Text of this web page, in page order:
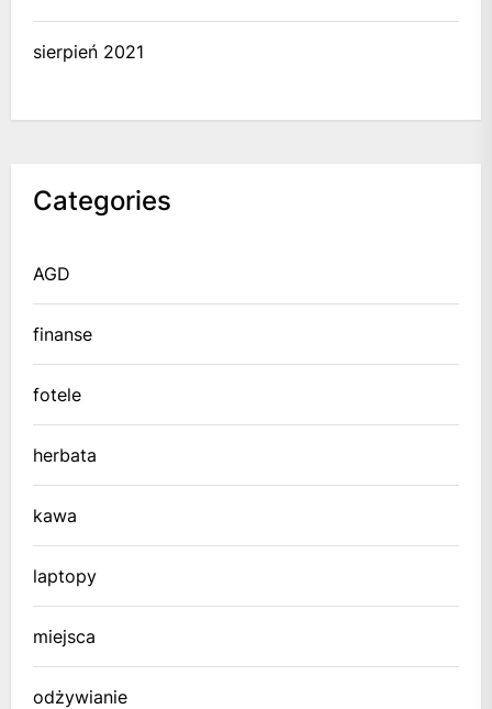
sierpień 2021
Categories
AGD
finanse
fotele
herbata
kawa
laptopy
miejsca
odżywianie